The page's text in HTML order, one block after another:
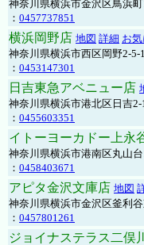
神奈川県横浜市金沢区鳥浜町
： 0457737851
横浜岡野店 地図 詳細 お
神奈川県横浜市西区岡野2-
： 0453147301
日吉東急アベニュー店
神奈川県横浜市港北区日吉
： 0455603351
イトーヨーカドー上永
神奈川県横浜市港南区丸山
： 0458403671
アピタ金沢文庫店 地図
神奈川県横浜市金沢区釜利
： 0457801261
ジョイナステラス二俣